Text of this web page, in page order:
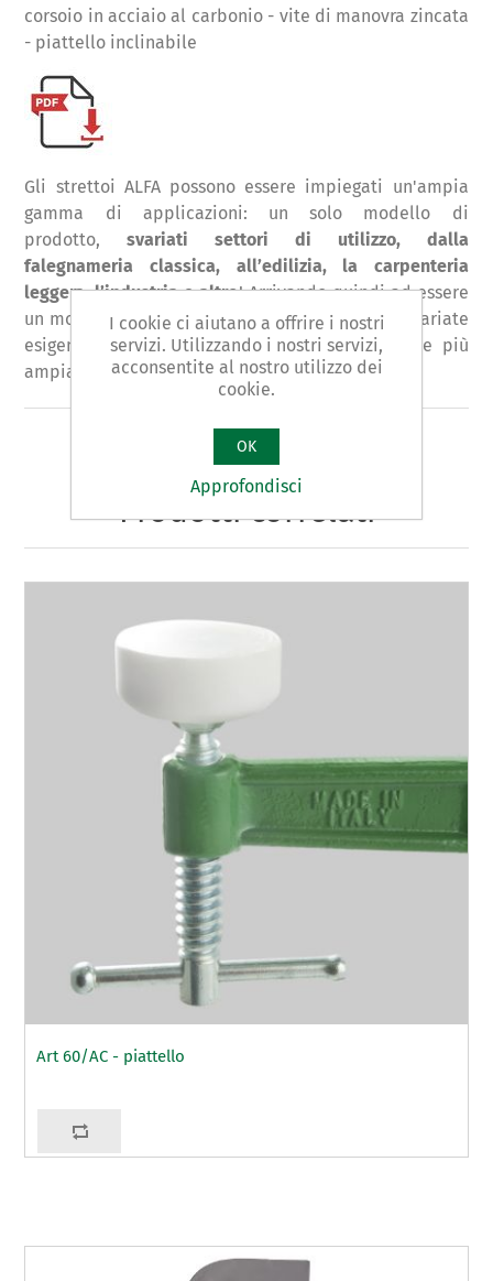
corsoio in acciaio al carbonio - vite di manovra zincata
- piattello inclinabile
Gli strettoi ALFA possono essere impiegati un'ampia
gamma di applicazioni: un solo modello di
prodotto,svariati settori di utilizzo, dalla
falegnameria classica, all’edilizia, la carpenteria
leggera, l’industria e altro! Arrivando quindi ad essere
un modello UNIVERSALE, soddisfacendo le più svariate
esigenze di una Clientela professionale sempre più
ampia.
Prodotti correlati
Art 60/AC - piattello
I cookie ci aiutano a offrire i nostri
servizi. Utilizzando i nostri servizi,
acconsentite al nostro utilizzo dei
cookie.
OK
Approfondisci